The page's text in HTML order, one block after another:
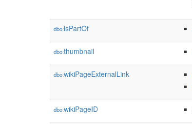
dbo:isPartOf
dbo:thumbnail
dbo:wikiPageExternalLink
dbo:wikiPageID